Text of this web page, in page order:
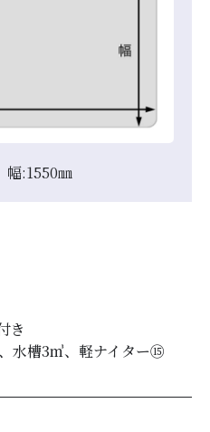
き
水槽3㎥、軽ナイター⑮
幅:1550㎜